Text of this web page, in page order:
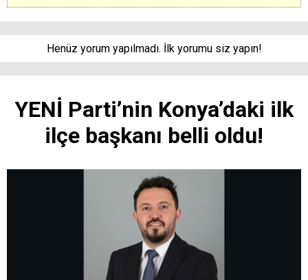
Henüz yorum yapılmadı. İlk yorumu siz yapın!
YENİ Parti’nin Konya’daki ilk
ilçe başkanı belli oldu!